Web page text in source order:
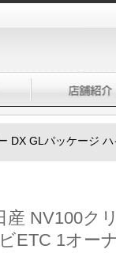
DX GLパッケージ
産 NV100ク
ETC 1オー